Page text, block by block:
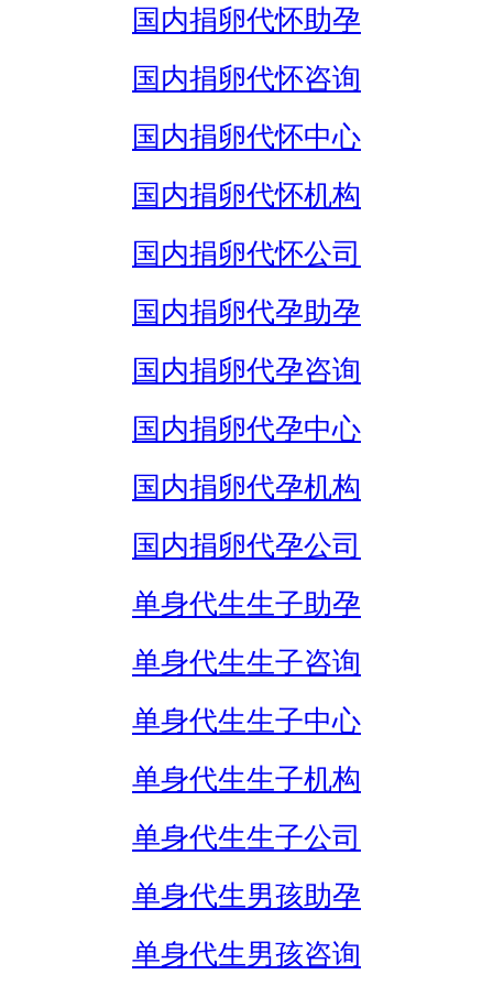
国内捐卵代怀助孕
国内捐卵代怀咨询
国内捐卵代怀中心
国内捐卵代怀机构
国内捐卵代怀公司
国内捐卵代孕助孕
国内捐卵代孕咨询
国内捐卵代孕中心
国内捐卵代孕机构
国内捐卵代孕公司
单身代生生子助孕
单身代生生子咨询
单身代生生子中心
单身代生生子机构
单身代生生子公司
单身代生男孩助孕
单身代生男孩咨询